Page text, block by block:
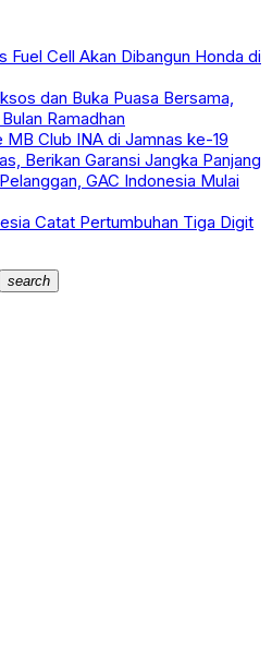
Fuel Cell Akan Dibangun Honda di
dan Buka Puasa Bersama,
Ramadhan
MB Club INA di Jamnas ke-19
Berikan Garansi Jangka Panjang
GAC Indonesia Mulai
Catat Pertumbuhan Tiga Digit
search